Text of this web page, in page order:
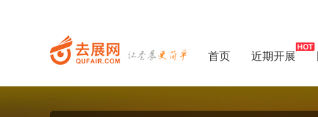
首页 近期开展